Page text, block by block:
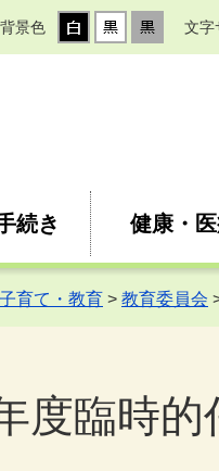
背景色 文字
続き 健康・
子育て・教育 > 教育委員会
度臨時